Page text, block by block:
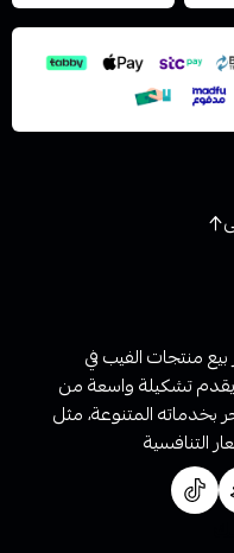
منتجات الفيب في
تشكيلة واسعة من
بخدماته المتنوعة، مثل
التنافسية